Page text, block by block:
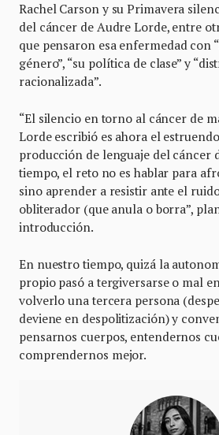
Rachel Carson y su Primavera
del cáncer de Audre Lorde, entre
que pensaron esa enfermedad con
género”, “su política de clase” y
racionalizada”.
“El silencio en torno al cáncer de
Lorde escribió es ahora el
producción de lenguaje del cáncer
tiempo, el reto no es hablar para
sino aprender a resistir ante el
obliterador (que anula o borra”,
introducción.
En nuestro tiempo, quizá la
propio pasó a tergiversarse o mal
volverlo una tercera persona
deviene en despolitización) y
pensarnos cuerpos, entendernos
comprendernos mejor.